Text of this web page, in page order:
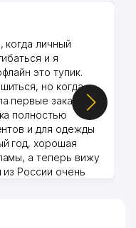
когда личный
и я
это тупик.
но когда
первые заказы,
полностью
и для одежды
год, хорошая
а теперь вижу
России очень